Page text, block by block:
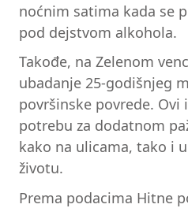
noćnim satima kada se
pod dejstvom alkohola.
Takođe, na Zelenom
ubadanje 25-godišnjeg
površinske povrede. Ovi
potrebu za dodatnom
kako na ulicama, tako i
životu.
Prema podacima Hitne